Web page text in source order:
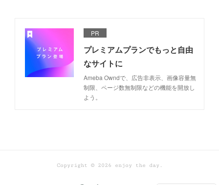
PR
プレミアムプランでもっと自由
なサイトに
Ameba Owndで、広告非表示、画像容量無
制限、ページ数無制限などの機能を開放し
よう。
Copyright © 2026 enjoy the day .